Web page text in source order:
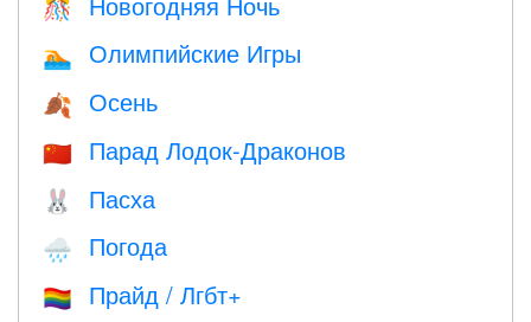
🎊
🏊 Олимпийские Игры
🍂 Осень
🇨🇳 Парад Лодок-Драконов
🐰 Пасха
🌧 Погода
🏳️‍🌈 Прайд / Лгбт+